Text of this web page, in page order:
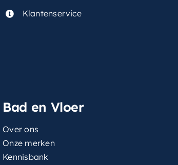
Klantenservice
Bad en Vloer
Over ons
Onze merken
Kennisbank